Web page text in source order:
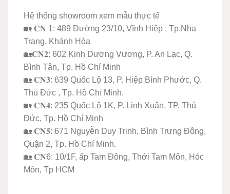
Hệ thống showroom xem mẫu thực tế
🏡 𝐂𝐍 1: 489 Đường 23/10, Vĩnh Hiệp , Tp.Nha
Trang, Khánh Hòa
🏡𝐂𝐍𝟐: 602 Kinh Dương Vương, P. An Lạc, Q.
Bình Tân, Tp. Hồ Chí Minh
🏡 𝐂𝐍𝟑: 639 Quốc Lộ 13, P. Hiệp Bình Phước, Q.
Thủ Đức , Tp. Hồ Chí Minh.
🏡 𝐂𝐍𝟒: 235 Quốc Lộ 1K, P. Linh Xuân, TP. Thủ
Đức, Tp. Hồ Chí Minh
🏡 𝐂𝐍𝟓: 671 Nguyễn Duy Trinh, Bình Trưng Đông,
Quận 2, Tp. Hồ Chí Minh.
🏡 𝐂𝐍6: 10/1F, ấp Tam Đông, Thới Tam Môn, Hóc
Môn, Tp HCM